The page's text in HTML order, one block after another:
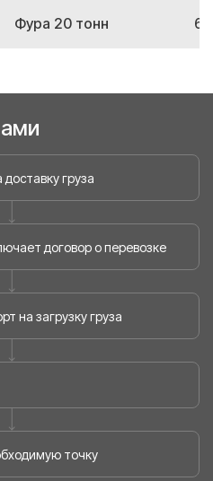
Фура 20 тонн
груза
договор о перевозке
на загрузку груза
точку